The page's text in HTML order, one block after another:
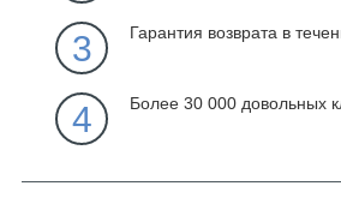
3 Гарантия возврата в
4 Более 30 000 довольных